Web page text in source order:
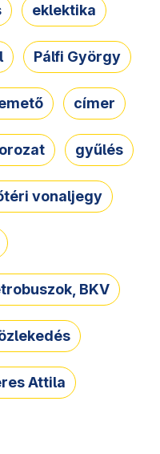
eklektika
Pálfi György
címer
gyűlés
vonaljegy
BKV
Attila